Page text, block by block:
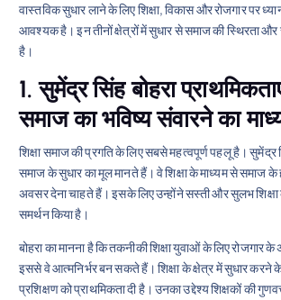
वास्तविक सुधार लाने के लिए शिक्षा, विकास और रोजगार पर
आवश्यक है। इन तीनों क्षेत्रों में सुधार से समाज की स्थिरता और
है।
1. सुमेंद्र सिंह बोहरा
समाज का भविष्य संवारने का
शिक्षा समाज की प्रगति के लिए सबसे महत्वपूर्ण पहलू है। सुमेंद्र
समाज के सुधार का मूल मानते हैं। वे शिक्षा के माध्यम से समाज के
अवसर देना चाहते हैं। इसके लिए उन्होंने सस्ती और सुलभ
समर्थन किया है।
बोहरा का मानना है कि तकनीकी शिक्षा युवाओं के लिए
इससे वे आत्मनिर्भर बन सकते हैं। शिक्षा के क्षेत्र में सुधार करने के
प्रशिक्षण को प्राथमिकता दी है। उनका उद्देश्य शिक्षकों की